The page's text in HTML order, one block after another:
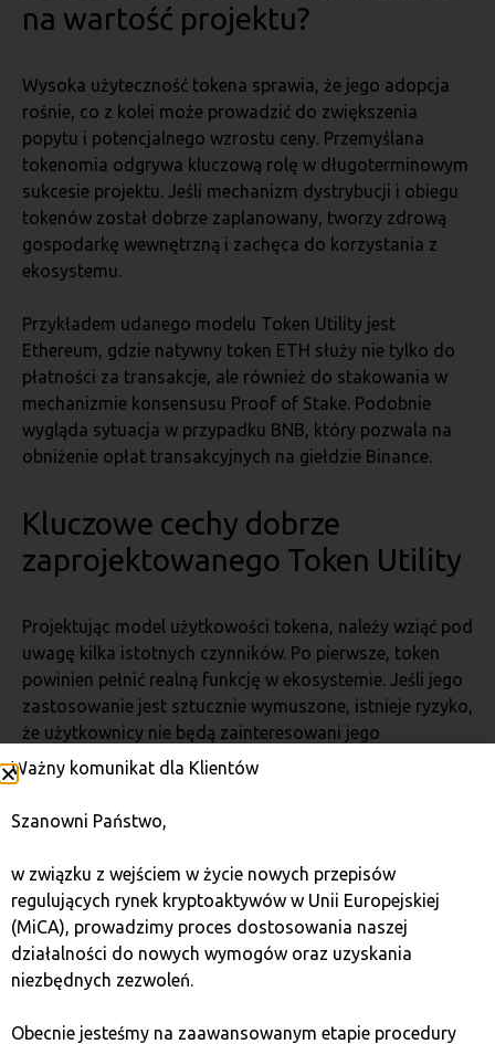
na wartość projektu?
Wysoka użyteczność tokena sprawia, że jego adopcja
rośnie, co z kolei może prowadzić do zwiększenia
popytu i potencjalnego wzrostu ceny. Przemyślana
tokenomia odgrywa kluczową rolę w długoterminowym
sukcesie projektu. Jeśli mechanizm dystrybucji i obiegu
tokenów został dobrze zaplanowany, tworzy zdrową
gospodarkę wewnętrzną i zachęca do korzystania z
ekosystemu.
Przykładem udanego modelu Token Utility jest
Ethereum, gdzie natywny token ETH służy nie tylko do
płatności za transakcje, ale również do stakowania w
mechanizmie konsensusu Proof of Stake. Podobnie
wygląda sytuacja w przypadku BNB, który pozwala na
obniżenie opłat transakcyjnych na giełdzie Binance.
Kluczowe cechy dobrze
zaprojektowanego Token Utility
Projektując model użytkowości tokena, należy wziąć pod
uwagę kilka istotnych czynników. Po pierwsze, token
powinien pełnić realną funkcję w ekosystemie. Jeśli jego
zastosowanie jest sztucznie wymuszone, istnieje ryzyko,
że użytkownicy nie będą zainteresowani jego
używaniem.
Kolejnym aspektem jest unikanie nadmiernej inflacji.
dlatego konieczne jest wdrożenie mechanizmów
kontrolujących ilość tokenów w obiegu. Spalanie części
zasobów lub okresowe ograniczenie podaży to
popularne metody stabilizujące wartość.
użytkowników do aktywnego korzystania z ekosystemu.
Ważny komunikat dla Klientów
Szanowni Państwo,
w związku z wejściem w życie nowych przepisów
regulujących rynek kryptoaktywów w Unii Europejskiej
(MiCA), prowadzimy proces dostosowania naszej
działalności do nowych wymogów oraz uzyskania
niezbędnych zezwoleń.
Obecnie jesteśmy na zaawansowanym etapie procedury